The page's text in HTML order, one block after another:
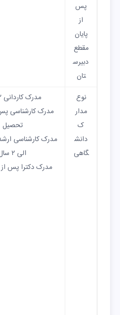
پس
از
پایان
مقطع
دبیرس
تان
نوع
مدار
ک
دانش
گاهی
مدرک کاردانی ۲ ساله
تحصیل
الی ۲ سال
مدرک دکترا پس از 4 تحصیل